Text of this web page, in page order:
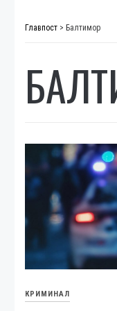
Главпост > Балтимор
КРИМИНАЛ